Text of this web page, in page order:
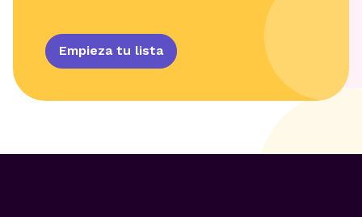
Empieza tu lista